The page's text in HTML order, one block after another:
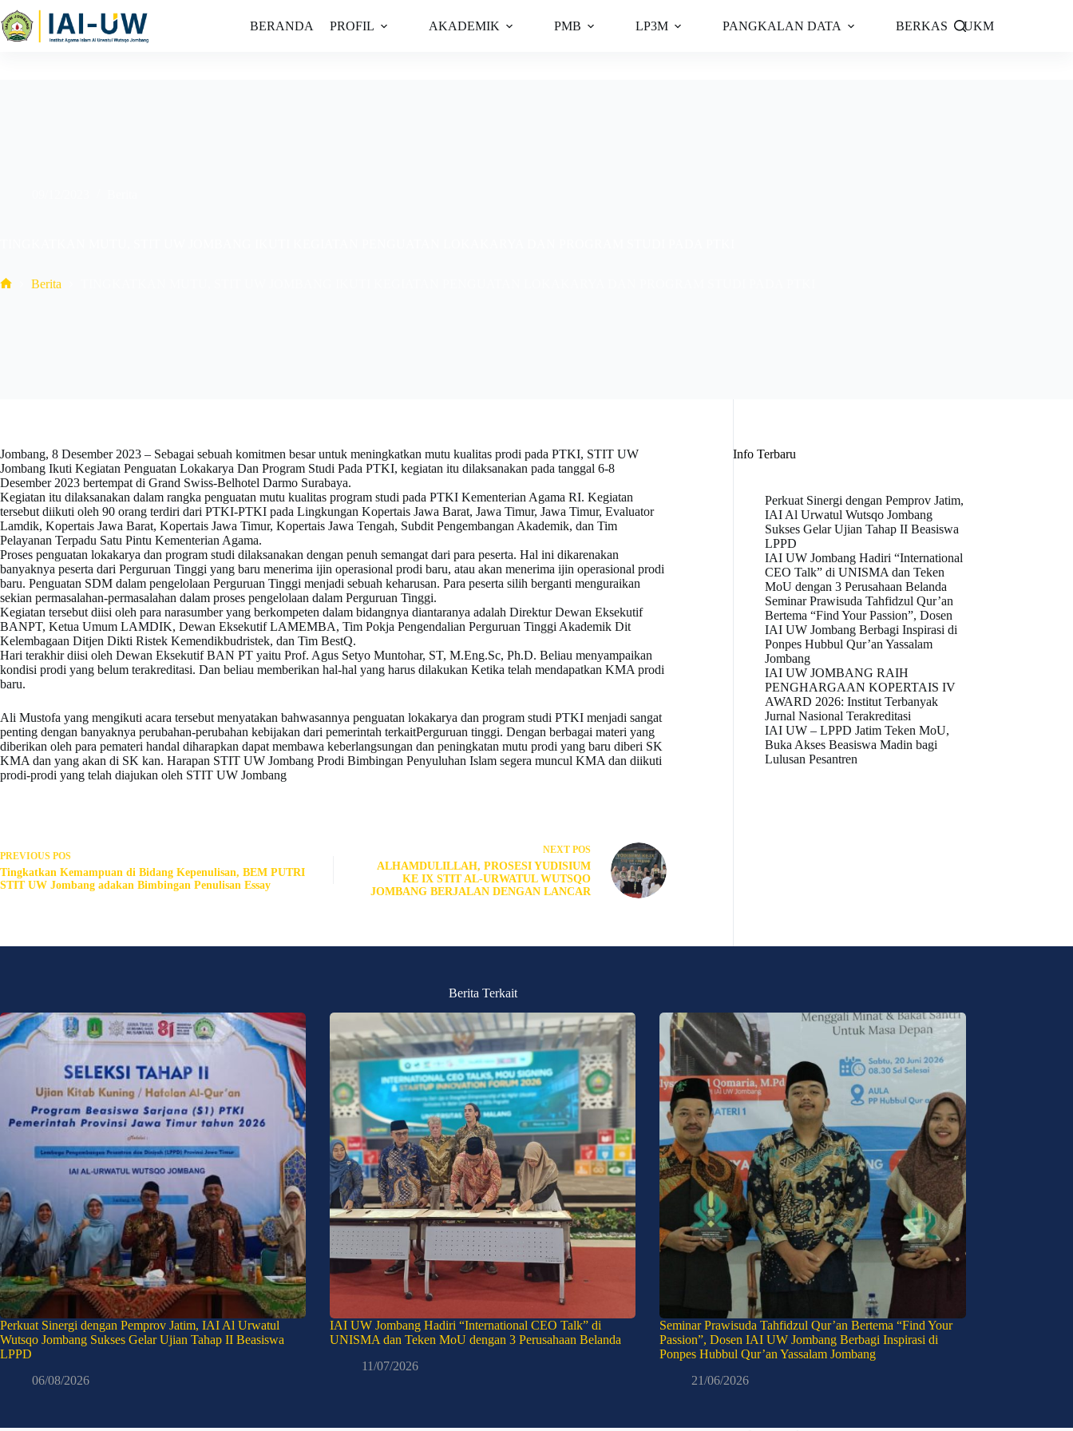
BERANDA PROFIL AKADEMIK PMB LP3M PANGKALAN DATA BERKAS UKM
Berita
Jombang, 8 Desember 2023 – Sebagai sebuah komitmen besar untuk meningkatkan mutu kualitas prodi pada PTKI, STIT UW
Jombang Ikuti Kegiatan Penguatan Lokakarya Dan Program Studi Pada PTKI, kegiatan itu dilaksanakan pada tanggal 6-8
Desember 2023 bertempat di Grand Swiss-Belhotel Darmo Surabaya.
Kegiatan itu dilaksanakan dalam rangka penguatan mutu kualitas program studi pada PTKI Kementerian Agama RI. Kegiatan
tersebut diikuti oleh 90 orang terdiri dari PTKI-PTKI pada Lingkungan Kopertais Jawa Barat, Jawa Timur, Jawa Timur, Evaluator
Lamdik, Kopertais Jawa Barat, Kopertais Jawa Timur, Kopertais Jawa Tengah, Subdit Pengembangan Akademik, dan Tim
Pelayanan Terpadu Satu Pintu Kementerian Agama.
Proses penguatan lokakarya dan program studi dilaksanakan dengan penuh semangat dari para peserta. Hal ini dikarenakan
banyaknya peserta dari Perguruan Tinggi yang baru menerima ijin operasional prodi baru, atau akan menerima ijin operasional prodi
baru. Penguatan SDM dalam pengelolaan Perguruan Tinggi menjadi sebuah keharusan. Para peserta silih berganti menguraikan
sekian permasalahan-permasalahan dalam proses pengelolaan dalam Perguruan Tinggi.
Kegiatan tersebut diisi oleh para narasumber yang berkompeten dalam bidangnya diantaranya adalah Direktur Dewan Eksekutif
BANPT, Ketua Umum LAMDIK, Dewan Eksekutif LAMEMBA, Tim Pokja Pengendalian Perguruan Tinggi Akademik Dit
Kelembagaan Ditjen Dikti Ristek Kemendikbudristek, dan Tim BestQ.
Hari terakhir diisi oleh Dewan Eksekutif BAN PT yaitu Prof. Agus Setyo Muntohar, ST, M.Eng.Sc, Ph.D. Beliau menyampaikan
kondisi prodi yang belum terakreditasi. Dan beliau memberikan hal-hal yang harus dilakukan Ketika telah mendapatkan KMA prodi
baru.
Ali Mustofa yang mengikuti acara tersebut menyatakan bahwasannya penguatan lokakarya dan program studi PTKI menjadi sangat
penting dengan banyaknya perubahan-perubahan kebijakan dari pemerintah terkaitPerguruan tinggi. Dengan berbagai materi yang
diberikan oleh para pemateri handal diharapkan dapat membawa keberlangsungan dan peningkatan mutu prodi yang baru diberi SK
KMA dan yang akan di SK kan. Harapan STIT UW Jombang Prodi Bimbingan Penyuluhan Islam segera muncul KMA dan diikuti
prodi-prodi yang telah diajukan oleh STIT UW Jombang
PREVIOUS POS
Tingkatkan Kemampuan di Bidang Kepenulisan, BEM PUTRI
STIT UW Jombang adakan Bimbingan Penulisan Essay
NEXT POS
ALHAMDULILLAH, PROSESI YUDISIUM
KE IX STIT AL-URWATUL WUTSQO
JOMBANG BERJALAN DENGAN LANCAR
Info Terbaru
Perkuat Sinergi dengan Pemprov Jatim,
IAI Al Urwatul Wutsqo Jombang
Sukses Gelar Ujian Tahap II Beasiswa
LPPD
IAI UW Jombang Hadiri “International
CEO Talk” di UNISMA dan Teken
MoU dengan 3 Perusahaan Belanda
Seminar Prawisuda Tahfidzul Qur’an
Bertema “Find Your Passion”, Dosen
IAI UW Jombang Berbagi Inspirasi di
Ponpes Hubbul Qur’an Yassalam
Jombang
IAI UW JOMBANG RAIH
PENGHARGAAN KOPERTAIS IV
AWARD 2026: Institut Terbanyak
Jurnal Nasional Terakreditasi
IAI UW – LPPD Jatim Teken MoU,
Buka Akses Beasiswa Madin bagi
Lulusan Pesantren
Berita Terkait
Perkuat Sinergi dengan Pemprov Jatim, IAI Al Urwatul
Wutsqo Jombang Sukses Gelar Ujian Tahap II Beasiswa
LPPD
06/08/2026
IAI UW Jombang Hadiri “International CEO Talk” di
UNISMA dan Teken MoU dengan 3 Perusahaan Belanda
11/07/2026
Seminar Prawisuda Tahfidzul Qur’an Bertema “Find Your
Passion”, Dosen IAI UW Jombang Berbagi Inspirasi di
Ponpes Hubbul Qur’an Yassalam Jombang
21/06/2026